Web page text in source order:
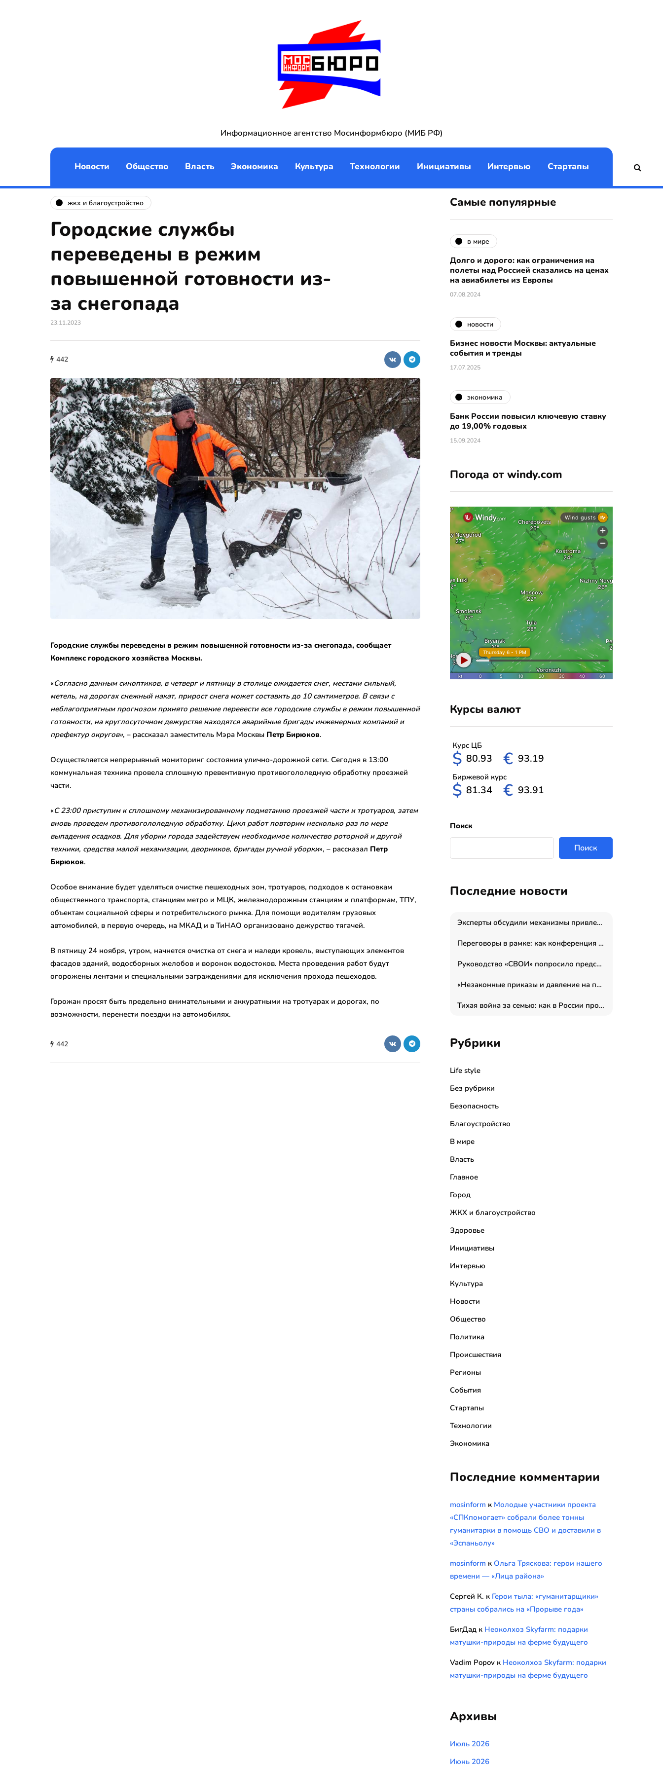
Информационное агентство Мосинформбюро (МИБ РФ)
Новости Общество Власть Экономика Культура Технологии Инициативы Интервью Стартапы
жкх и благоустройство
Городские службы
переведены в режим
повышенной готовности из-
за снегопада
23.11.2023
442
Городские службы переведены в режим повышенной готовности из-за снегопада, сообщает
Комплекс городского хозяйства Москвы.
«Согласно данным синоптиков, в четверг и пятницу в столице ожидается снег, местами сильный,
метель, на дорогах снежный накат, прирост снега может составить до 10 сантиметров. В связи с
неблагоприятным прогнозом принято решение перевести все городские службы в режим повышенной
готовности, на круглосуточном дежурстве находятся аварийные бригады инженерных компаний и
префектур округов», – рассказал заместитель Мэра Москвы Петр Бирюков.
Осуществляется непрерывный мониторинг состояния улично-дорожной сети. Сегодня в 13:00
коммунальная техника провела сплошную превентивную противогололедную обработку проезжей
части.
«С 23:00 приступим к сплошному механизированному подметанию проезжей части и тротуаров, затем
вновь проведем противогололедную обработку. Цикл работ повторим несколько раз по мере
выпадения осадков. Для уборки города задействуем необходимое количество роторной и другой
техники, средства малой механизации, дворников, бригады ручной уборки», – рассказал Петр
Бирюков.
Особое внимание будет уделяться очистке пешеходных зон, тротуаров, подходов к остановкам
общественного транспорта, станциям метро и МЦК, железнодорожным станциям и платформам, ТПУ,
объектам социальной сферы и потребительского рынка. Для помощи водителям грузовых
автомобилей, в первую очередь, на МКАД и в ТиНАО организовано дежурство тягачей.
В пятницу 24 ноября, утром, начнется очистка от снега и наледи кровель, выступающих элементов
фасадов зданий, водосборных желобов и воронок водостоков. Места проведения работ будут
огорожены лентами и специальными заграждениями для исключения прохода пешеходов.
Горожан просят быть предельно внимательными и аккуратными на тротуарах и дорогах, по
возможности, перенести поездки на автомобилях.
442
Самые популярные
в мире
Долго и дорого: как ограничения на
полеты над Россией сказались на ценах
на авиабилеты из Европы
07.08.2024
новости
Бизнес новости Москвы: актуальные
события и тренды
17.07.2025
экономика
Банк России повысил ключевую ставку
до 19,00% годовых
15.09.2024
Погода от windy.com
Курсы валют
Курс ЦБ
$ 80.93 € 93.19
Биржевой курс
$ 81.34 € 93.91
Поиск
Поиск
Последние новости
Эксперты обсудили механизмы привлечения молодых специалистов в промышленные города
Переговоры в рамке: как конференция «Бизнес как искусство» переформатирует деловой этикет в стенах ТПП РФ
Руководство «СВОИ» попросило председателя СКР дать правовую оценку обысков в тыловом штабе
«Незаконные приказы и давление на полицию»: Эрнеста Султанова задержали у посольства Израиля во время одиночного пикета
Тихая война за семью: как в России прошла неделя правовой помощи
Рубрики
Life style
Без рубрики
Безопасность
Благоустройство
В мире
Власть
Главное
Город
ЖКХ и благоустройство
Здоровье
Инициативы
Интервью
Культура
Новости
Общество
Политика
Происшествия
Регионы
События
Стартапы
Технологии
Экономика
Последние комментарии
mosinform к Молодые участники проекта
«СПКпомогает» собрали более тонны
гуманитарки в помощь СВО и доставили в
«Эспаньолу»
mosinform к Ольга Тряскова: герои нашего
времени — «Лица района»
Сергей К. к Герои тыла: «гуманитарщики»
страны собрались на «Прорыве года»
БигДад к Неоколхоз Skyfarm: подарки
матушки-природы на ферме будущего
Vadim Popov к Неоколхоз Skyfarm: подарки
матушки-природы на ферме будущего
Архивы
Июль 2026
Июнь 2026